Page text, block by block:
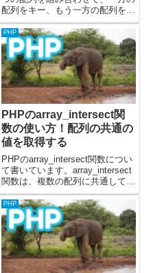
配列をキー、もう一方の配列を値
とする新しい配列を作成します。
この関数を使うと、2つの配列の
要素を関連付けて連想配列を作成
することができます。例えば、商
品名と価格の配列...
PHP
PHPのarray_intersect関
数の使い方！配列の共通の
値を取得する
PHPのarray_intersect関数につい
て書いています。array_intersect
関数は、複数の配列に共通して存
在する値を抽出した新しい配列を
返します。この関数を使うと、複
数の配列間で共通する要素を見つ
けたい場合に便利です。ar...
PHP